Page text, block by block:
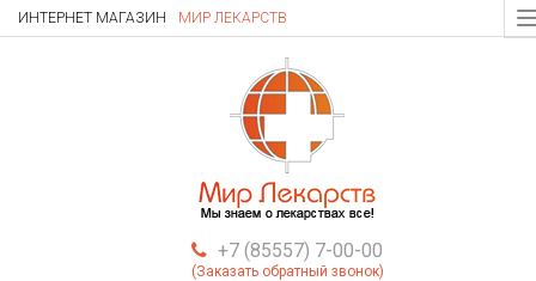
ИНТЕРНЕТ МАГАЗИН МИР ЛЕКАРСТВ
+7 (85557) 7-00-00
(Заказать обратный звонок)